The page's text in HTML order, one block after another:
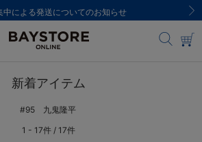
中による発送についてのお知らせ
新着アイテム
#95 九鬼隆平
1 - 17件 / 17件